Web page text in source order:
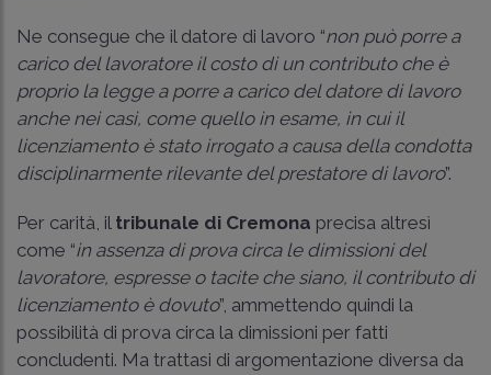
Ne consegue che il datore di lavoro “non può porre a
carico del lavoratore il costo di un contributo che è
proprio la legge a porre a carico del datore di lavoro
anche nei casi, come quello in esame, in cui il
licenziamento è stato irrogato a causa della condotta
disciplinarmente rilevante del prestatore di lavoro”.
Per carità, il tribunale di Cremona precisa altresì
come “in assenza di prova circa le dimissioni del
lavoratore, espresse o tacite che siano, il contributo di
licenziamento è dovuto”, ammettendo quindi la
possibilità di prova circa la dimissioni per fatti
concludenti. Ma trattasi di argomentazione diversa da